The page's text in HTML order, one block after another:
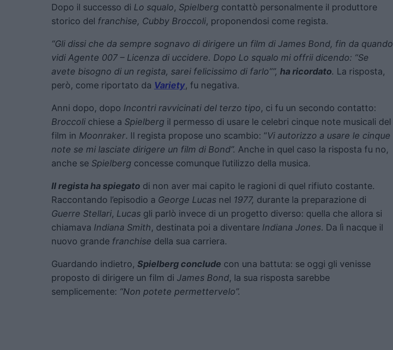
Dopo il successo di Lo squalo, Spielberg contattò personalmente il produttore
storico del franchise, Cubby Broccoli, proponendosi come regista.
“Gli dissi che da sempre sognavo di dirigere un film di James Bond, fin da quando
vidi Agente 007 – Licenza di uccidere. Dopo Lo squalo mi offrii dicendo: “Se
avete bisogno di un regista, sarei felicissimo di farlo””, ha ricordato. La risposta,
però, come riportato da Variety, fu negativa.
Anni dopo, dopo Incontri ravvicinati del terzo tipo, ci fu un secondo contatto:
Broccoli chiese a Spielberg il permesso di usare le celebri cinque note musicali del
film in Moonraker. Il regista propose uno scambio: “Vi autorizzo a usare le cinque
note se mi lasciate dirigere un film di Bond”. Anche in quel caso la risposta fu no,
anche se Spielberg concesse comunque l’utilizzo della musica.
Il regista ha spiegato di non aver mai capito le ragioni di quel rifiuto costante.
Raccontando l’episodio a George Lucas nel 1977, durante la preparazione di
Guerre Stellari, Lucas gli parlò invece di un progetto diverso: quella che allora si
chiamava Indiana Smith, destinata poi a diventare Indiana Jones. Da lì nacque il
nuovo grande franchise della sua carriera.
Guardando indietro, Spielberg conclude con una battuta: se oggi gli venisse
proposto di dirigere un film di James Bond, la sua risposta sarebbe
semplicemente: “Non potete permettervelo”.